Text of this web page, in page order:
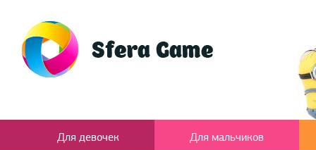
Для девочек Для мальчиков